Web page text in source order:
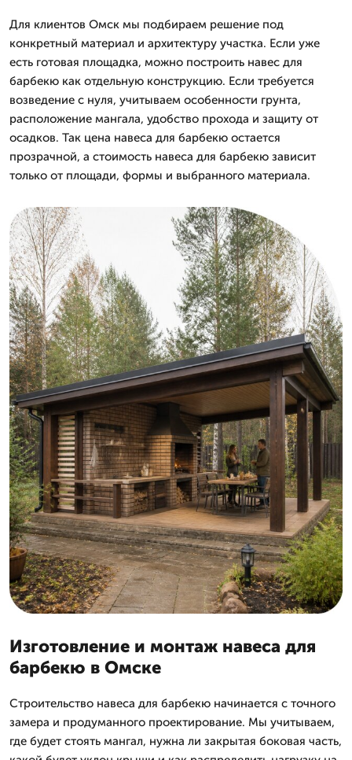
Для клиентов Омск мы подбираем решение под
конкретный материал и архитектуру участка. Если уже
есть готовая площадка, можно построить навес для
барбекю как отдельную конструкцию. Если требуется
возведение с нуля, учитываем особенности грунта,
расположение мангала, удобство прохода и защиту от
осадков. Так цена навеса для барбекю остается
прозрачной, а стоимость навеса для барбекю зависит
только от площади, формы и выбранного материала.
Изготовление и монтаж навеса для
барбекю в Омске
Строительство навеса для барбекю начинается с точного
замера и продуманного проектирование. Мы учитываем,
где будет стоять мангал, нужна ли закрытая боковая часть,